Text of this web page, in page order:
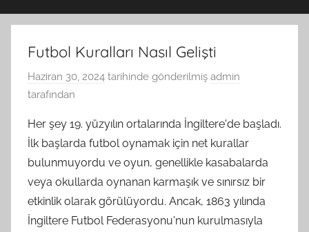
Futbol Kuralları Nasıl Gelişti
Haziran 30, 2024 tarihinde gönderilmiş admin
tarafından
Her şey 19. yüzyılın ortalarında İngiltere'de başladı.
İlk başlarda futbol oynamak için net kurallar
bulunmuyordu ve oyun, genellikle kasabalarda
veya okullarda oynanan karmaşık ve sınırsız bir
etkinlik olarak görülüyordu. Ancak, 1863 yılında
İngiltere Futbol Federasyonu'nun kurulmasıyla